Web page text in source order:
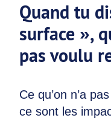
Quand tu
surface »,
pas voulu
Ce qu’on n’a
ce sont les